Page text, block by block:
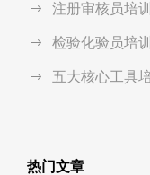
注册审核员培训
检验化验员培训
五大核心工具
热门文章